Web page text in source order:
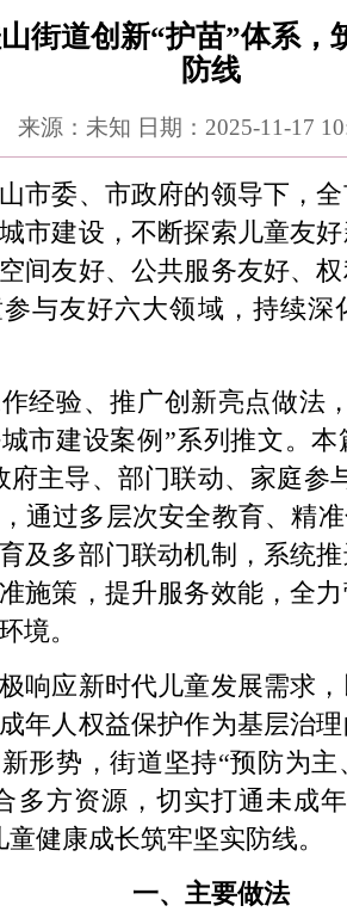
街道创新“护苗”体系，
防线
来源：未知 日期：2025-11-17
市委、市政府的领导下，
市建设，不断探索儿童友
间友好、公共服务友好、
与友好六大领域，持续深
经验、推广创新亮点做法
市建设案例”系列推文。
府主导、部门联动、家庭参
通过多层次安全教育、精
及多部门联动机制，系统
施策，提升服务效能，全
境。
响应新时代儿童发展需求
年人权益保护作为基层治
形势，街道坚持“预防为
多方资源，切实打通未成
健康成长筑牢坚实防线。
一、主要做法